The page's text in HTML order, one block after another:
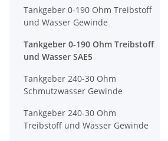
Tankgeber 0-190 Ohm Treibstoff
und Wasser Gewinde
Tankgeber 0-190 Ohm Treibstoff
und Wasser SAE5
Tankgeber 240-30 Ohm
Schmutzwasser Gewinde
Tankgeber 240-30 Ohm
Treibstoff und Wasser Gewinde